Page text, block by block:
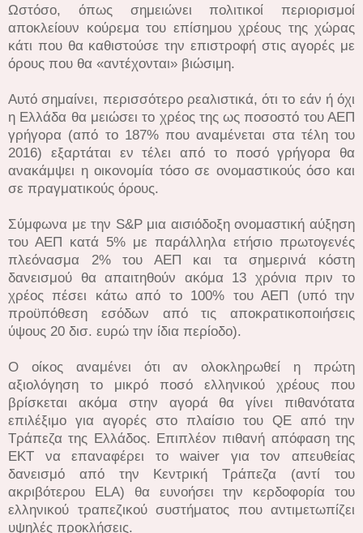
Ωστόσο, όπως σημειώνει πολιτικοί περιορισμοί
αποκλείουν κούρεμα του επίσημου χρέους της χώρας
κάτι που θα καθιστούσε την επιστροφή στις αγορές με
όρους που θα «αντέχονται» βιώσιμη.
Αυτό σημαίνει, περισσότερο ρεαλιστικά, ότι το εάν ή όχι
η Ελλάδα θα μειώσει το χρέος της ως ποσοστό του ΑΕΠ
γρήγορα (από το 187% που αναμένεται στα τέλη του
2016) εξαρτάται εν τέλει από το ποσό γρήγορα θα
ανακάμψει η οικονομία τόσο σε ονομαστικούς όσο και
σε πραγματικούς όρους.
Σύμφωνα με την S&P μια αισιόδοξη ονομαστική αύξηση
του ΑΕΠ κατά 5% με παράλληλα ετήσιο πρωτογενές
πλεόνασμα 2% του ΑΕΠ και τα σημερινά κόστη
δανεισμού θα απαιτηθούν ακόμα 13 χρόνια πριν το
χρέος πέσει κάτω από το 100% του ΑΕΠ (υπό την
προϋπόθεση εσόδων από τις αποκρατικοποιήσεις
ύψους 20 δισ. ευρώ την ίδια περίοδο).
Ο οίκος αναμένει ότι αν ολοκληρωθεί η πρώτη
αξιολόγηση το μικρό ποσό ελληνικού χρέους που
βρίσκεται ακόμα στην αγορά θα γίνει πιθανότατα
επιλέξιμο για αγορές στο πλαίσιο του QE από την
Τράπεζα της Ελλάδος. Επιπλέον πιθανή απόφαση της
ΕΚΤ να επαναφέρει το waiver για τον απευθείας
δανεισμό από την Κεντρική Τράπεζα (αντί του
ακριβότερου ELA) θα ευνοήσει την κερδοφορία του
ελληνικού τραπεζικού συστήματος που αντιμετωπίζει
υψηλές προκλήσεις.